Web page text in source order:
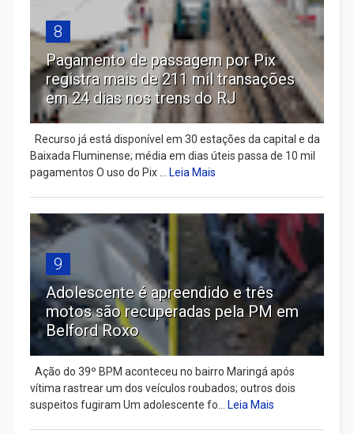
8
Pagamento de passagem por Pix
registra mais de 211 mil transações
em 24 dias nos trens do RJ
Recurso já está disponível em 30 estações da capital e da
Baixada Fluminense; média em dias úteis passa de 10 mil
pagamentos O uso do Pix ...
Leia Mais
9
Adolescente é apreendido e três
motos são recuperadas pela PM em
Belford Roxo
Ação do 39º BPM aconteceu no bairro Maringá após
vítima rastrear um dos veículos roubados; outros dois
suspeitos fugiram Um adolescente fo...
Leia Mais